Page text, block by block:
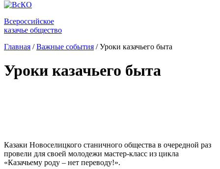
Всероссийское
казачье общество
Главная / Важные события / Уроки казачьего быта
Уроки казачьего быта
Казаки Новоселицкого станичного общества в очередной раз
провели для своей молодежи мастер-класс из цикла
«Казачьему роду – нет переводу!».